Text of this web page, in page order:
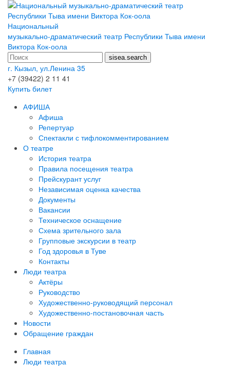
Национальный
музыкально-драматический театр Республики Тыва имени
Виктора Кок-оола
г. Кызыл, ул.Ленина 35
+7 (39422) 2 11 41
Купить билет
АФИША
Афиша
Репертуар
Спектакли с тифлокомментированием
О театре
История театра
Правила посещения театра
Прейскурант услуг
Независимая оценка качества
Документы
Вакансии
Техническое оснащение
Схема зрительного зала
Групповые экскурсии в театр
Год здоровья в Туве
Контакты
Люди театра
Актёры
Руководство
Художественно-руководящий персонал
Художественно-постановочная часть
Новости
Обращение граждан
Главная
Люди театра